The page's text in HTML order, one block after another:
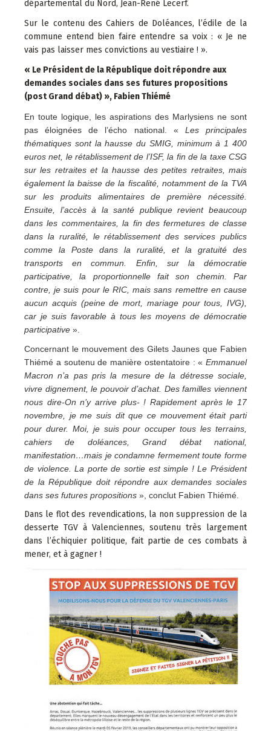
départemental du Nord, Jean-René Lecerf.
Sur le contenu des Cahiers de Doléances, l’édile de la
commune entend bien faire entendre sa voix : « Je ne
vais pas laisser mes convictions au vestiaire ! ».
« Le Président de la République doit répondre aux
demandes sociales dans ses futures propositions
(post Grand débat) », Fabien Thiémé
En toute logique, les aspirations des Marlysiens ne sont
pas éloignées de l’écho national. « Les principales
thématiques sont la hausse du SMIG, minimum à 1 400
euros net, le rétablissement de l’ISF, la fin de la taxe CSG
sur les retraites et la hausse des petites retraites, mais
également la baisse de la fiscalité, notamment de la TVA
sur les produits alimentaires de première nécessité.
Ensuite, l’accès à la santé publique revient beaucoup
dans les commentaires, la fin des fermetures de classe
dans la ruralité, le rétablissement des services publics
comme la Poste dans la ruralité, et la gratuité des
transports en commun. Enfin, sur la démocratie
participative, la proportionnelle fait son chemin. Par
contre, je suis pour le RIC, mais sans remettre en cause
aucun acquis (peine de mort, mariage pour tous, IVG),
car je suis favorable à tous les moyens de démocratie
participative ».
Concernant le mouvement des Gilets Jaunes que Fabien
Thiémé a soutenu de manière ostentatoire : « Emmanuel
Macron n’a pas pris la mesure de la détresse sociale,
vivre dignement, le pouvoir d’achat. Des familles viennent
nous dire-On n’y arrive plus- ! Rapidement après le 17
novembre, je me suis dit que ce mouvement était parti
pour durer. Moi, je suis pour occuper tous les terrains,
cahiers de doléances, Grand débat national,
manifestation…mais je condamne fermement toute forme
de violence. La porte de sortie est simple ! Le Président
de la République doit répondre aux demandes sociales
dans ses futures propositions », conclut Fabien Thiémé.
Dans le flot des revendications, la non suppression de la
desserte TGV à Valenciennes, soutenu très largement
dans l’échiquier politique, fait partie de ces combats à
mener, et à gagner !